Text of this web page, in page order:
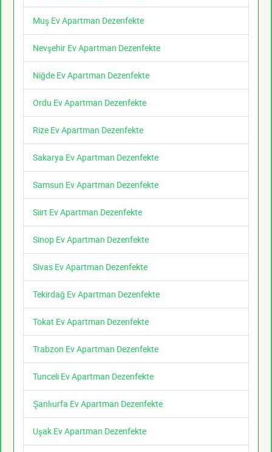
Muş Ev Apartman Dezenfekte
Nevşehir Ev Apartman Dezenfekte
Niğde Ev Apartman Dezenfekte
Ordu Ev Apartman Dezenfekte
Rize Ev Apartman Dezenfekte
Sakarya Ev Apartman Dezenfekte
Samsun Ev Apartman Dezenfekte
Siirt Ev Apartman Dezenfekte
Sinop Ev Apartman Dezenfekte
Sivas Ev Apartman Dezenfekte
Tekirdağ Ev Apartman Dezenfekte
Tokat Ev Apartman Dezenfekte
Trabzon Ev Apartman Dezenfekte
Tunceli Ev Apartman Dezenfekte
Şanlıurfa Ev Apartman Dezenfekte
Uşak Ev Apartman Dezenfekte